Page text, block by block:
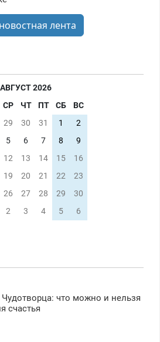
лента
АВГУСТ 2026
СР ЧТ ПТ СБ
ВС
29 30 31 1
2
5 6 7 8
9
12 13 14 15
16
19 20 21 22
23
26 27 28 29
30
2 3 4 5 6
что можно и нельзя
счастья